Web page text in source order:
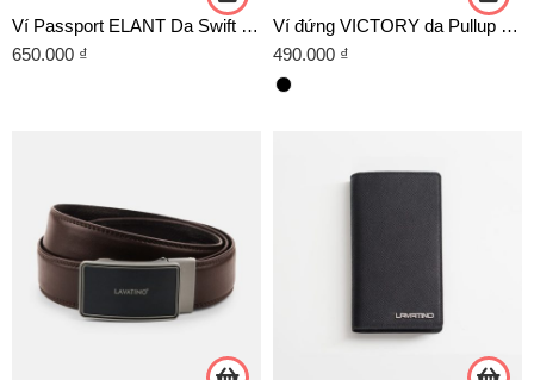
Ví Passport ELANT Da Swift Màu Đỏ
650.000 ₫
Ví đứng VICTORY da Pullup cao cấp
490.000 ₫